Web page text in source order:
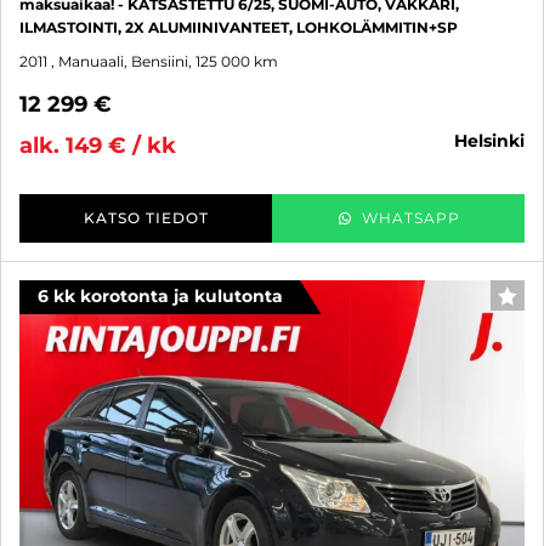
maksuaikaa! - KATSASTETTU 6/25, SUOMI-AUTO, VAKKARI,
ILMASTOINTI, 2X ALUMIINIVANTEET, LOHKOLÄMMITIN+SP
2011 , Manuaali, Bensiini, 125 000 km
12 299 €
alk. 149 € / kk
helsinki
KATSO TIEDOT WHATSAPP
6 kk korotonta ja kulutonta